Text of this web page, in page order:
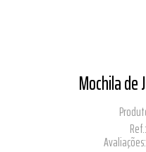
Mochila de
Ref.:
Avaliações: